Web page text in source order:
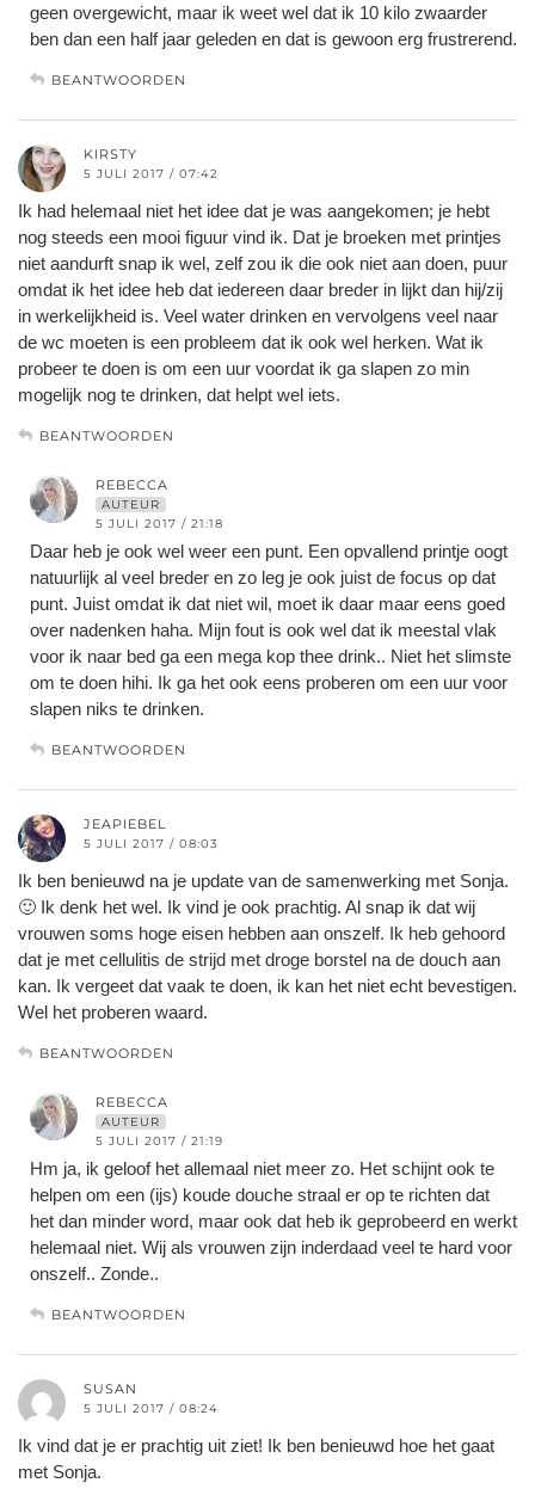
geen overgewicht, maar ik weet wel dat ik 10 kilo zwaarder
ben dan een half jaar geleden en dat is gewoon erg frustrerend.
BEANTWOORDEN
KIRSTY
5 JULI 2017 / 07:42
Ik had helemaal niet het idee dat je was aangekomen; je hebt
nog steeds een mooi figuur vind ik. Dat je broeken met printjes
niet aandurft snap ik wel, zelf zou ik die ook niet aan doen, puur
omdat ik het idee heb dat iedereen daar breder in lijkt dan hij/zij
in werkelijkheid is. Veel water drinken en vervolgens veel naar
de wc moeten is een probleem dat ik ook wel herken. Wat ik
probeer te doen is om een uur voordat ik ga slapen zo min
mogelijk nog te drinken, dat helpt wel iets.
BEANTWOORDEN
REBECCA
AUTEUR
5 JULI 2017 / 21:18
Daar heb je ook wel weer een punt. Een opvallend printje oogt
natuurlijk al veel breder en zo leg je ook juist de focus op dat
punt. Juist omdat ik dat niet wil, moet ik daar maar eens goed
over nadenken haha. Mijn fout is ook wel dat ik meestal vlak
voor ik naar bed ga een mega kop thee drink.. Niet het slimste
om te doen hihi. Ik ga het ook eens proberen om een uur voor
slapen niks te drinken.
BEANTWOORDEN
JEAPIEBEL
5 JULI 2017 / 08:03
Ik ben benieuwd na je update van de samenwerking met Sonja.
🙂 Ik denk het wel. Ik vind je ook prachtig. Al snap ik dat wij
vrouwen soms hoge eisen hebben aan onszelf. Ik heb gehoord
dat je met cellulitis de strijd met droge borstel na de douch aan
kan. Ik vergeet dat vaak te doen, ik kan het niet echt bevestigen.
Wel het proberen waard.
BEANTWOORDEN
REBECCA
AUTEUR
5 JULI 2017 / 21:19
Hm ja, ik geloof het allemaal niet meer zo. Het schijnt ook te
helpen om een (ijs) koude douche straal er op te richten dat
het dan minder word, maar ook dat heb ik geprobeerd en werkt
helemaal niet. Wij als vrouwen zijn inderdaad veel te hard voor
onszelf.. Zonde..
BEANTWOORDEN
SUSAN
5 JULI 2017 / 08:24
Ik vind dat je er prachtig uit ziet! Ik ben benieuwd hoe het gaat
met Sonja.